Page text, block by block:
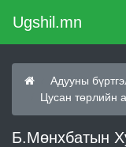
Ugshil.mn
Адууны
Цусан төрлийн
Б.Мөнхбатын